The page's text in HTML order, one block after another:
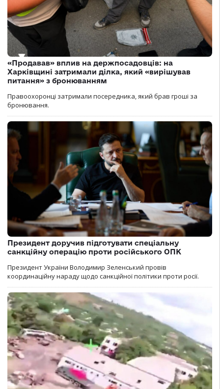
«Продавав» вплив на держпосадовців: на
Харківщині затримали ділка, який «вирішував
питання» з бронюванням
Правоохоронці затримали посередника, який брав гроші за
бронювання.
Президент доручив підготувати спеціальну
санкційну операцію проти російського ОПК
Президент України Володимир Зеленський провів
координаційну нараду щодо санкційної політики проти росії.